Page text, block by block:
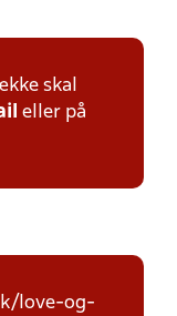
skal
eller på
love-og-